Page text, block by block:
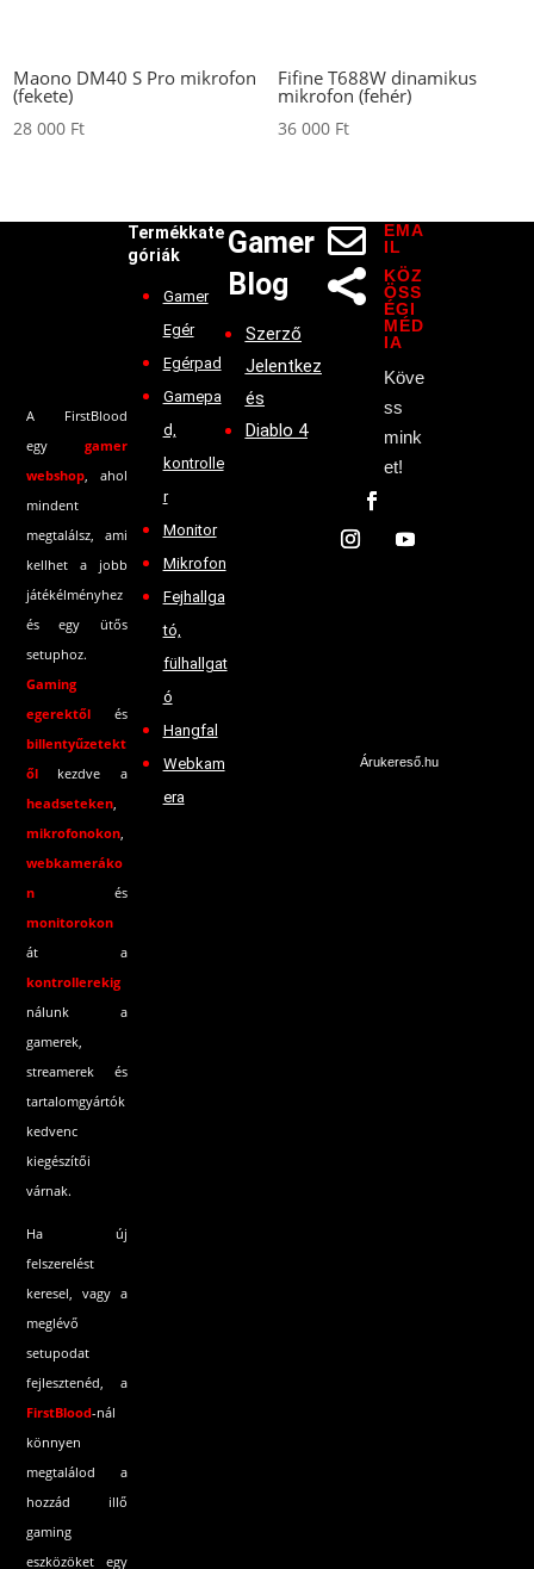
Maono DM40 S Pro mikrofon
(fekete)
28 000 Ft
Fifine T688W dinamikus
mikrofon (fehér)
36 000 Ft
A FirstBlood
egy gamer
webshop, ahol
mindent
megtalálsz, ami
kellhet a jobb
játékélményhez
és egy ütős
setuphoz.
Gaming
egerektől és
billentyűzetekt
ől kezdve a
headseteken,
mikrofonokon,
webkameráko
n és
monitorokon
át a
kontrollerekig
nálunk a
gamerek,
streamerek és
tartalomgyártók
kedvenc
kiegészítői
várnak.
Ha új
felszerelést
keresel, vagy a
meglévő
setupodat
fejlesztenéd, a
FirstBlood-nál
könnyen
megtalálod a
hozzád illő
gaming
eszközöket egy
Termékkate
góriák
Gamer
Egér
Egérpad
Gamepa
d,
kontrolle
r
Monitor
Mikrofon
Fejhallga
tó,
fülhallgat
ó
Hangfal
Webkam
era
Gamer
Blog
Szerző
Jelentkez
és
Diablo 4

EMA
IL

KÖZ
ÖSS
ÉGI
MÉD
IA
Köve
ss
mink
et!
Árukereső.hu